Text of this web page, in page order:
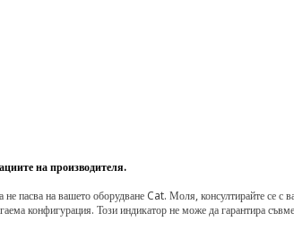
на производителя.
пасва на вашето оборудване Cat. Моля, консултирайте се с
конфигурация. Този индикатор не може да гарантира